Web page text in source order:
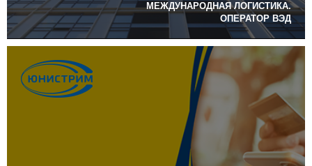
МЕЖДУНАРОДНАЯ ЛОГИСТИКА.
ОПЕРАТОР ВЭД